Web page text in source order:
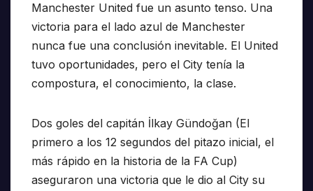
Manchester United fue un asunto tenso. Una
victoria para el lado azul de Manchester
nunca fue una conclusión inevitable. El United
tuvo oportunidades, pero el City tenía la
compostura, el conocimiento, la clase.
Dos goles del capitán İlkay Gündoğan (El
primero a los 12 segundos del pitazo inicial, el
más rápido en la historia de la FA Cup)
aseguraron una victoria que le dio al City su